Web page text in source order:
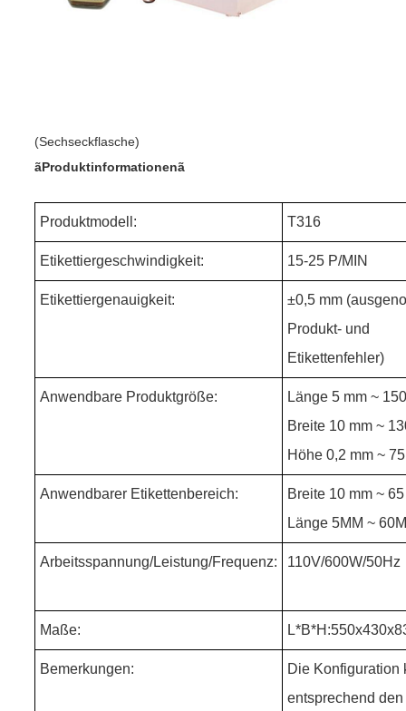
(Sechseckflasche)
ãProduktinformationenã
Produktmodell: T316
Etikettiergeschwindigkeit: 15-25 P/MIN
Etikettiergenauigkeit: ±0,5 mm
Produkt- und
Etikettenfehler)
Anwendbare Produktgröße:
Länge 5 mm ~
Breite 10 mm ~
Höhe 0,2 mm ~
Anwendbarer Etikettenbereich:
Breite 10 mm ~
Länge 5MM ~
Arbeitsspannung/Leistung/Frequenz: 110V/600W/50Hz
Maße:
Bemerkungen:
Die Konfiguration
entsprechend den